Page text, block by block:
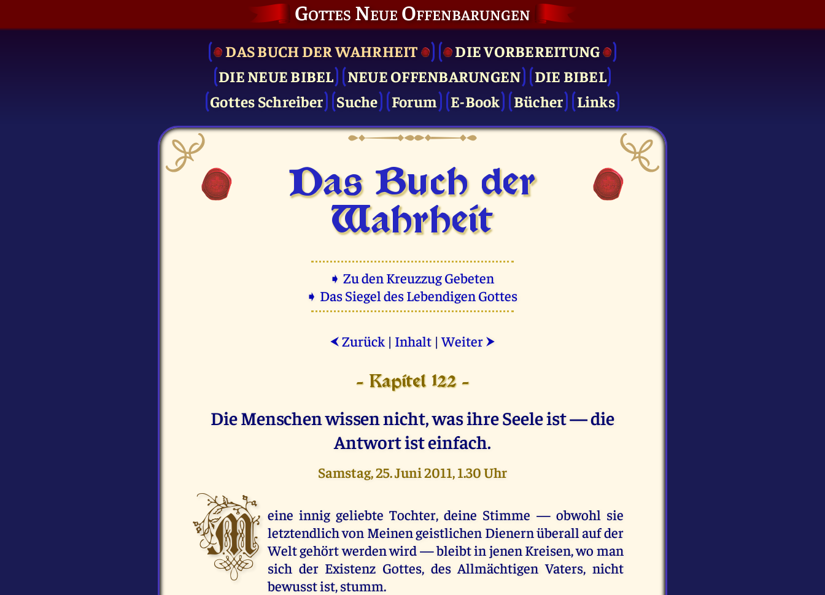
Gottes Neue Offenbarungen
DAS BUCH DER WAHRHEIT
DIE VOR­BEREITUNG
DIE NEUE BIBEL
NEUE OFFENBARUNGEN
DIE BIBEL
Gottes Schreiber
Suche Forum E-Book Bücher Links
Das Buch der
Wahrheit
➧ Zu den Kreuzzug Gebeten
➧ Das Siegel des Lebendigen Gottes
⮜ Zurück | Inhalt |Weiter ⮞
- Kapitel 122 -
Die Menschen wissen nicht, was ihre Seele ist — die
Antwort ist einfach.
Samstag, 25. Juni 2011, 1.30 Uhr
M eine innig geliebte Tochter, deine Stimme — obwohl sie
letztendlich von Meinen geistlichen Dienern überall auf der
Welt gehört werden wird — bleibt in jenen Kreisen, wo man
sich der Existenz Gottes, des Allmächtigen Vaters, nicht
bewusst ist, stumm.